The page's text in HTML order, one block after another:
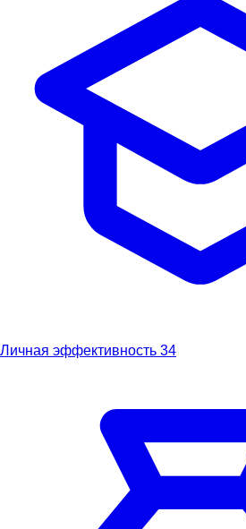
Личная эффективность 34